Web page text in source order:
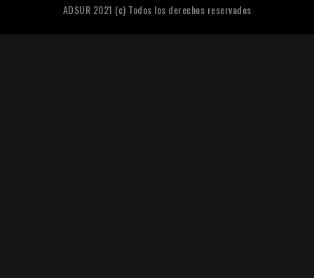
ADSUR 2021 (c) Todos los derechos reservados